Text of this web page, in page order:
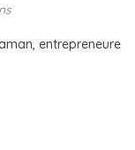
entrepreneure